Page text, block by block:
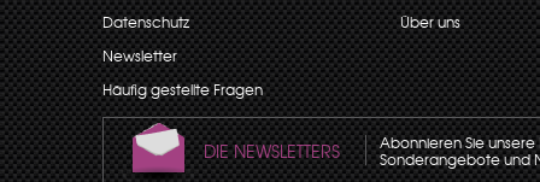
Datenschutz
Newsletter
Häufig gestellte Fragen
Über uns
DIE NEWSLETTERS Abonnieren Sie
Sonderangebote und